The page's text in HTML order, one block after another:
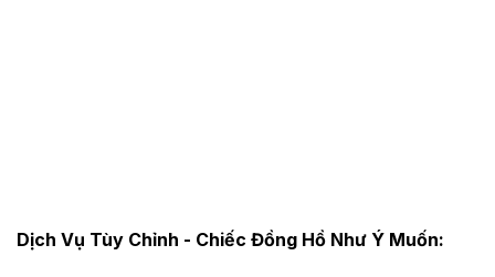
Dịch Vụ Tùy Chỉnh - Chiếc Đồng Hồ Như Ý Muốn: